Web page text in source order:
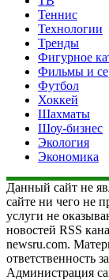
Теннис
Технологии
Тренды
Фигурное
Фильмы и
Футбол
Хоккей
Шахматы
Шоу-бизнес
Экология
Экономика
Данный сайт не
сайте ни чего не
услуги не
новостей RSS
newsru.com.
ответственность
Администрация